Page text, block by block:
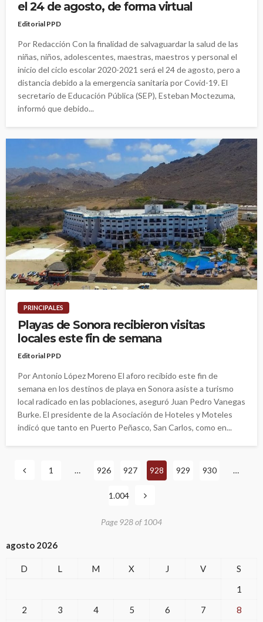
el 24 de agosto, de forma virtual
Editorial PPD
Por Redacción Con la finalidad de salvaguardar la salud de las
niñas, niños, adolescentes, maestras, maestros y personal el
inicio del ciclo escolar 2020-2021 será el 24 de agosto, pero a
distancia debido a la emergencia sanitaria por Covid-19. El
secretario de Educación Pública (SEP), Esteban Moctezuma,
informó que debido...
PRINCIPALES
Playas de Sonora recibieron visitas
locales este fin de semana
Editorial PPD
Por Antonio López Moreno El aforo recibido este fin de
semana en los destinos de playa en Sonora asiste a turismo
local radicado en las poblaciones, aseguró Juan Pedro Vanegas
Burke. El presidente de la Asociación de Hoteles y Moteles
indicó que tanto en Puerto Peñasco, San Carlos, como en...
1 … 926 927 928 929 930 …
1.004
Page 928 of 1004
agosto 2026
D L M X J V
S
1
2
3 4 5 6 7
8